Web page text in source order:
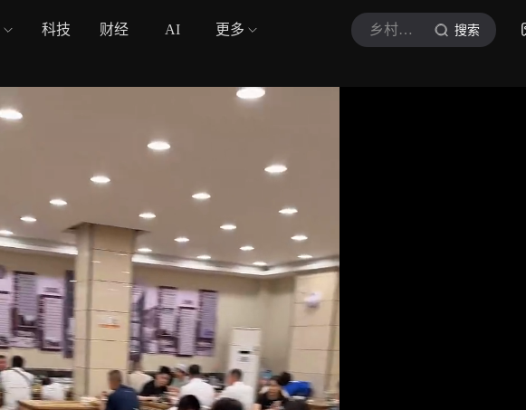
科技 财经 AI 更多 乡村牡丹姐吖 搜索